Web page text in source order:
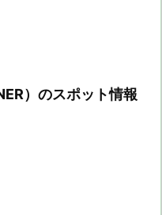
）のスポット情報